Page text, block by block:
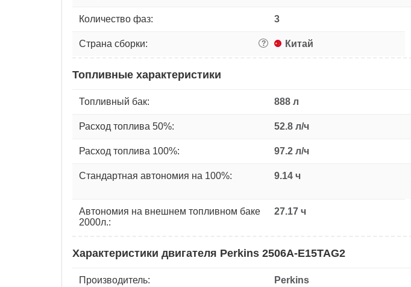
Количество фаз: 3
Страна сборки: ? Китай
Топливные характеристики
Топливный бак: 888 л
Расход топлива 50%: 52.8 л/ч
Расход топлива 100%: 97.2 л/ч
Стандартная автономия на 100%: 9.14 ч
Автономия на внешнем топливном баке
2000л.:
27.17 ч
Характеристики двигателя Perkins 2506A-E15TAG2
Производитель: Perkins